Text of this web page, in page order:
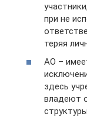
при не
теряя
АО –
здесь
владеют